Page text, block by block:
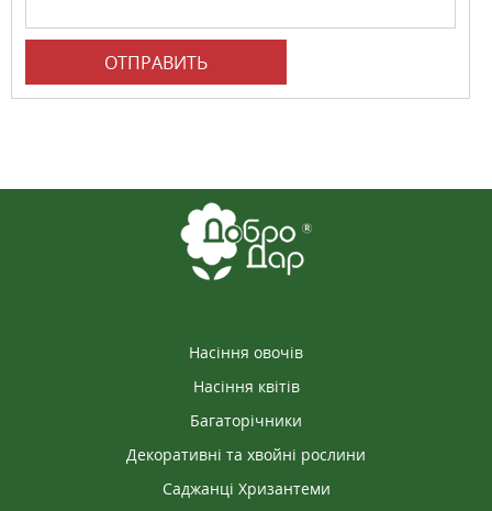
ОТПРАВИТЬ
Насіння овочів
Насіння квітів
Багаторічники
Декоративні та хвойні рослини
Саджанці Хризантеми